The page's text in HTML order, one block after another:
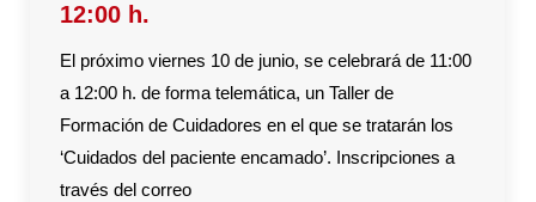
12:00 h.
El próximo viernes 10 de junio, se celebrará de 11:00
a 12:00 h. de forma telemática, un Taller de
Formación de Cuidadores en el que se tratarán los
‘Cuidados del paciente encamado’. Inscripciones a
través del correo